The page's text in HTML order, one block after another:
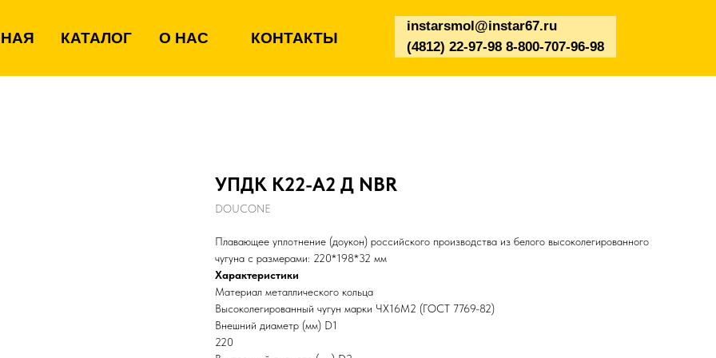
КАТАЛОГ О НАС КОНТАКТЫ
(4812) 22-97-98 8-800-707-96-98
instarsmol@instar67.ru
УПДК К22-А2 Д NBR
DOUCONE
Плавающее уплотнение (доукон) российского производства из белого высоколегированного
чугуна с размерами: 220*198*32 мм
Характеристики
Материал металлического кольца
Высоколегированный чугун марки ЧХ16М2 (ГОСТ 7769-82)
Внешний диаметр (мм) D1
220